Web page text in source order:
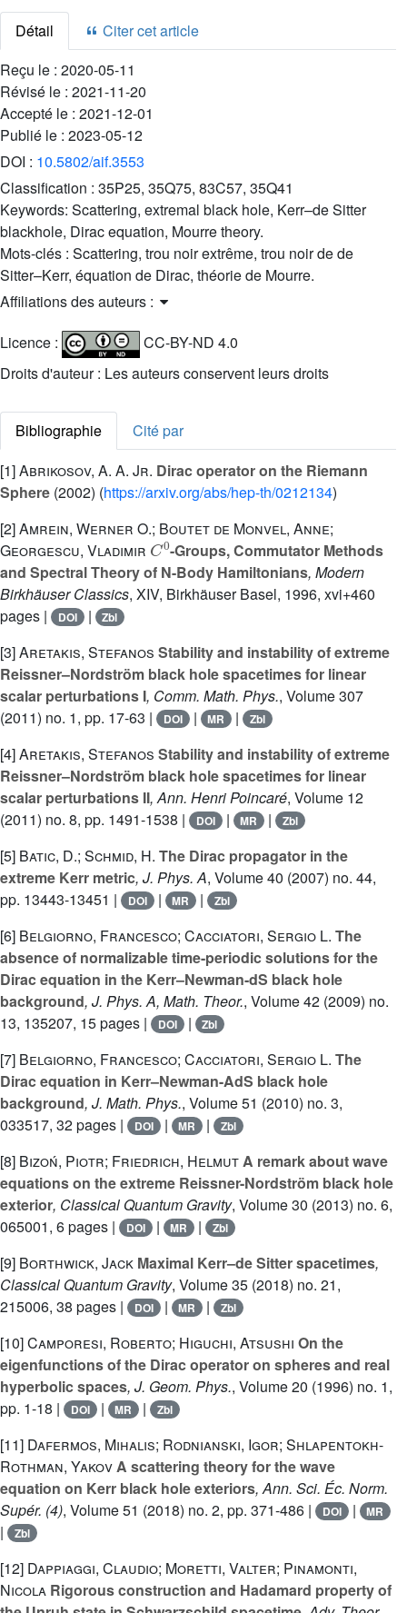
Détail
Citer cet article
Reçu le : 2020-05-11
Révisé le : 2021-11-20
Accepté le : 2021-12-01
Publié le : 2023-05-12
DOI : 10.5802/aif.3553
Classification : 35P25, 35Q75, 83C57, 35Q41
Keywords: Scattering, extremal black hole, Kerr–de Sitter
blackhole, Dirac equation, Mourre theory.
Mots-clés : Scattering, trou noir extrême, trou noir de de
Sitter–Kerr, équation de Dirac, théorie de Mourre.
Affiliations des auteurs :
Licence :
CC-BY-ND 4.0
Droits d'auteur : Les auteurs conservent leurs droits
Bibliographie
Cité par
[1]Abrikosov, A. A. Jr. Dirac operator on the Riemann
Sphere (2002) (https://arxiv.org/abs/hep-th/0212134)
[2]Amrein, Werner O.; Boutet de Monvel, Anne;
Georgescu, Vladimir
C0
-Groups, Commutator Methods
and Spectral Theory of N-Body Hamiltonians, Modern
Birkhäuser Classics, XIV, Birkhäuser Basel, 1996, xvi+460
pages |
DOI | Zbl
[3]Aretakis, Stefanos Stability and instability of extreme
Reissner–Nordström black hole spacetimes for linear
scalar perturbations I, Comm. Math. Phys., Volume 307
(2011) no. 1, pp. 17-63 |
DOI | MR | Zbl
[4]Aretakis, Stefanos Stability and instability of extreme
Reissner–Nordström black hole spacetimes for linear
scalar perturbations II, Ann. Henri Poincaré, Volume 12
(2011) no. 8, pp. 1491-1538 |
DOI | MR | Zbl
[5] Batic, D.; Schmid, H. The Dirac propagator in the
extreme Kerr metric, J. Phys. A, Volume 40 (2007) no. 44,
pp. 13443-13451 |
DOI | MR | Zbl
[6] Belgiorno, Francesco; Cacciatori, Sergio L. The
absence of normalizable time-periodic solutions for the
Dirac equation in the Kerr–Newman-dS black hole
background, J. Phys. A, Math. Theor., Volume 42 (2009) no.
13, 135207, 15 pages |
DOI | Zbl
[7] Belgiorno, Francesco; Cacciatori, Sergio L. The
Dirac equation in Kerr–Newman-AdS black hole
background, J. Math. Phys., Volume 51 (2010) no. 3,
033517, 32 pages |
DOI | MR | Zbl
[8] Bizoń, Piotr; Friedrich, HelmutA remark about wave
equations on the extreme Reissner-Nordström black hole
exterior, Classical Quantum Gravity, Volume 30 (2013) no. 6,
065001, 6 pages |
DOI | MR | Zbl
[9] Borthwick, Jack Maximal Kerr–de Sitter spacetimes,
Classical Quantum Gravity, Volume 35 (2018) no. 21,
215006, 38 pages |
DOI | MR | Zbl
[10]Camporesi, Roberto; Higuchi, Atsushi On the
eigenfunctions of the Dirac operator on spheres and real
hyperbolic spaces, J. Geom. Phys., Volume 20 (1996) no. 1,
pp. 1-18 |
DOI | MR | Zbl
[11] Dafermos, Mihalis; Rodnianski, Igor; Shlapentokh-
Rothman, YakovA scattering theory for the wave
equation on Kerr black hole exteriors, Ann. Sci. Éc. Norm.
Supér. (4), Volume 51 (2018) no. 2, pp. 371-486 | DOI | MR
| Zbl
[12] Dappiaggi, Claudio; Moretti, Valter; Pinamonti,
Nicola Rigorous construction and Hadamard property of